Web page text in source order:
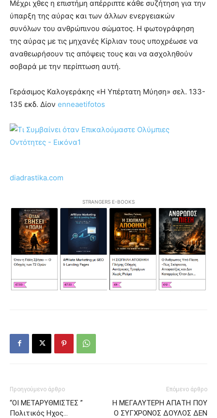
Μέχρι χθες η επιστήμη απέρριπτε κάθε συζήτηση για την
ύπαρξη της αύρας και των άλλων ενεργειακών
συνόλων του ανθρώπινου σώματος. Η φωτογράφηση
της αύρας με τις μηχανές Κίρλιαν τους υποχρέωσε να
αναθεωρήσουν τις απόψεις τους και να ασχοληθούν
σοβαρά με την περίπτωση αυτή.
Γεράσιμος Καλογεράκης «Η Υπέρτατη Μύηση» σελ. 133-
135 εκδ. Δίον enneaetifotos
diadrastika.com
STRANGERS E-BOOKS
Προηγούμενο άρθρο
“ΟΙ ΜΕΤΑΡΥΘΜΙΣΤΕΣ ”
Πολιτικός Ηχος…
Επόμενο άρθρο
Η ΜΕΓΑΛΥΤΕΡΗ ΑΠΑΤΗ ΠΟΥ
Ο ΣΥΓΧΡΟΝΟΣ ΔΟΥΛΟΣ ΔΕΝ